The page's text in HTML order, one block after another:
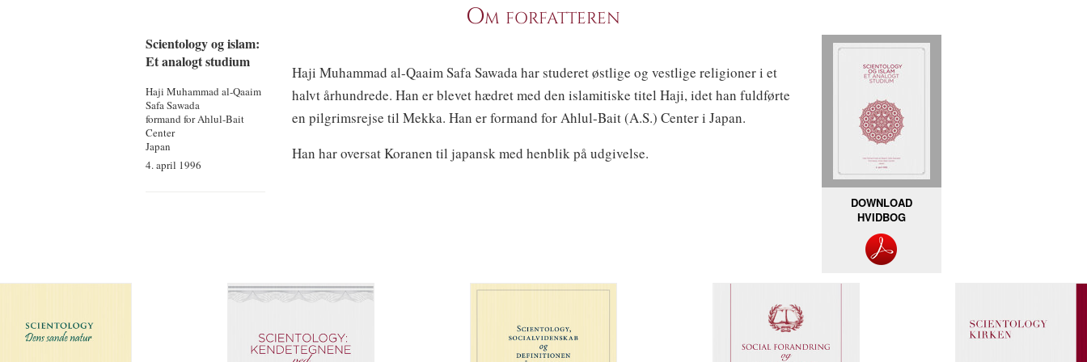
Scientology og islam:
Et analogt studium
Haji Muhammadal‐Qaaim
Safa Sawada
formand for Ahlul-Bait
Center
Japan
4. april 1996
Om forfatteren
Haji Muhammad al-Qaaim Safa Sawada har studeret østlige og vestlige religioner i et
halvt århundrede. Han er blevet hædret med den islamitiske titel Haji, idet han fuldførte
en pilgrimsrejse til Mekka. Han er formand for Ahlul-Bait (A.S.) Center i Japan.
Han har oversat Koranen til japansk med henblik på udgivelse.
DOWNLOAD
HVIDBOG